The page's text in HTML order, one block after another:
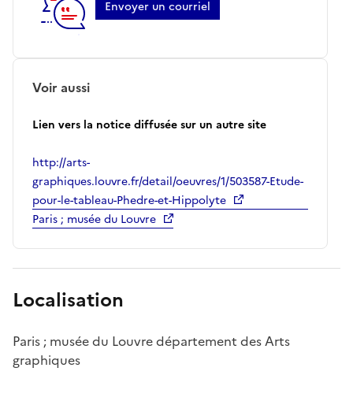
Envoyer un courriel
Voir aussi
Lien vers la notice diffusée sur un autre site
http://arts-
graphiques.louvre.fr/detail/oeuvres/1/503587-Etude-
pour-le-tableau-Phedre-et-Hippolyte
Paris ; musée du Louvre
Localisation
Paris ; musée du Louvre département des Arts
graphiques